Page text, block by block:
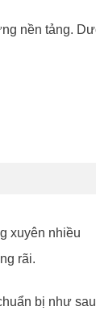
nền tảng.
xuyên nhiều
rãi.
bị như